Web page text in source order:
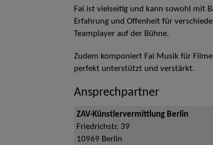
Fai ist vielseitig und kann sowohl mit
Erfahrung und Offenheit für
Teamplayer auf der Bühne.
Zudem komponiert Fai Musik für
perfekt unterstützt und verstärkt.
Ansprechpartner
ZAV-Künstlervermittlung Berlin
Friedrichstr. 39
10969 Berlin